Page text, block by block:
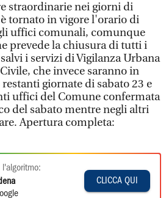
straordinarie nei giorni di
tornato in vigore l'orario di
uffici comunali, comunque
prevede la chiusura di tutti i
i servizi di Vigilanza Urbana
che invece saranno in
giornate di sabato 23 e
uffici del Comune confermata
del sabato mentre negli altri
Apertura completa:
l'algoritmo:
CLICCA QUI